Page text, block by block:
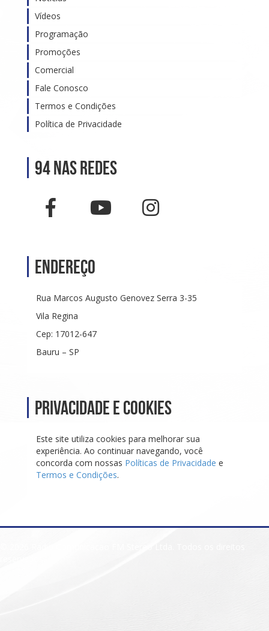
Vídeos
Programação
Promoções
Comercial
Fale Conosco
Termos e Condições
Política de Privacidade
94 nas Redes
Endereço
Rua Marcos Augusto Genovez Serra 3-35
Vila Regina
Cep: 17012-647
Bauru – SP
Privacidade e Cookies
Este site utiliza cookies para melhorar sua
experiência. Ao continuar navegando, você
concorda com nossas Políticas de Privacidade e
Termos e Condições.